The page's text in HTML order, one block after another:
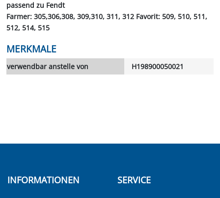
passend zu Fendt
Farmer: 305,306,308, 309,310, 311, 312 Favorit: 509, 510, 511,
512, 514, 515
MERKMALE
verwendbar anstelle von H198900050021
INFORMATIONEN SERVICE